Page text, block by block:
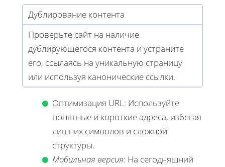
Дублирование контента
Проверьте сайт на наличие
дублирующегося контента и устраните
его, ссылаясь на уникальную страницу
или используя канонические ссылки.
Оптимизация URL: Используйте
понятные и короткие адреса, избегая
лишних символов и сложной
структуры.
Мобильная версия: На сегодняшний